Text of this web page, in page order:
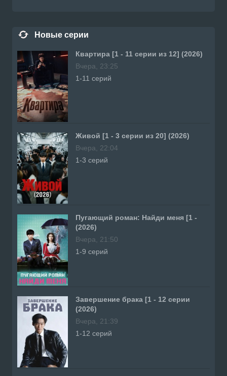
Новые серии
Квартира [1 - 11 серии из 12] (2026)
Вчера, 23:25
1-11 серий
Живой [1 - 3 серии из 20] (2026)
Вчера, 22:04
1-3 серий
Пугающий роман: Найди меня [1 -
(2026)
Вчера, 21:50
1-9 серий
Завершение брака [1 - 12 серии
(2026)
Вчера, 21:39
1-12 серий